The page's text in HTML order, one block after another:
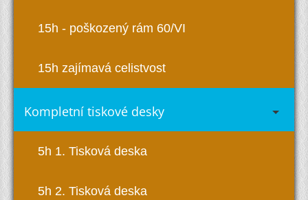
15h - poškozený rám 60/VI
15h zajímavá celistvost
Kompletní tiskové desky
5h 1. Tisková deska
5h 2. Tisková deska